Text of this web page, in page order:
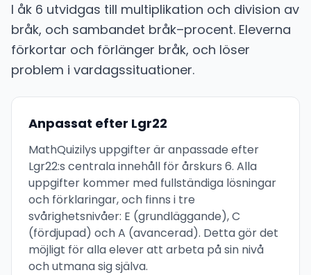
I åk 6 utvidgas till multiplikation och division av
bråk, och sambandet bråk–procent. Eleverna
förkortar och förlänger bråk, och löser
problem i vardagssituationer.
Anpassat efter Lgr22
MathQuizilys uppgifter är anpassade efter
Lgr22:s centrala innehåll för årskurs 6. Alla
uppgifter kommer med fullständiga lösningar
och förklaringar, och finns i tre
svårighetsnivåer: E (grundläggande), C
(fördjupad) och A (avancerad). Detta gör det
möjligt för alla elever att arbeta på sin nivå
och utmana sig själva.